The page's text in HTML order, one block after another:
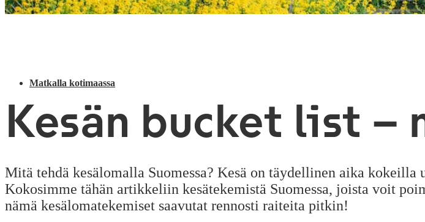
Matkalla kotimaassa
Kesän bucket list –
Mitä tehdä kesälomalla Suomessa? Kesä on täydellinen aika
Kokosimme tähän artikkeliin kesätekemistä Suomessa, joista voit
nämä kesälomatekemiset saavutat rennosti raiteita pitkin!